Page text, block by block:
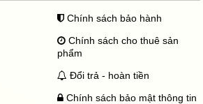
Chính sách bảo hành
Chính sách cho thuê sản
phẩm
Đổi trả - hoàn tiền
Chính sách bảo mật thông tin